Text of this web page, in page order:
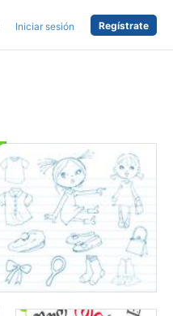
Iniciar sesión Regístrate